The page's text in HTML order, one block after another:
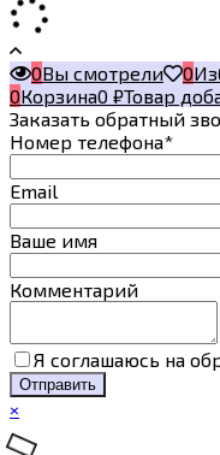
0Вы смотрели 0
0Корзина0 ₽Товар
Заказать обратный
Номер телефона*
Email
Ваше имя
Комментарий
Я соглашаюсь на
×